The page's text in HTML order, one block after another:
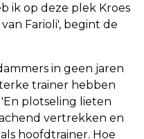
ik op deze plek Kroes
Farioli', begint de
in geen jaren
trainer hebben
'En plotseling lieten
vertrekken en
hoofdtrainer. Hoe